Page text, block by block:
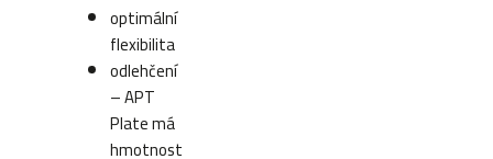
optimální
flexibilita
odlehčení
– APT
Plate má
hmotnost